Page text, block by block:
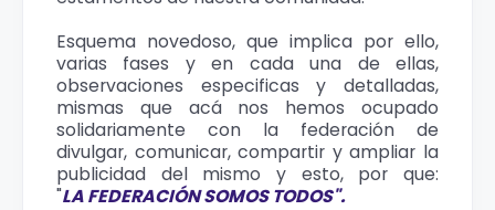
Esquema novedoso, que implica por ello,
varias fases y en cada una de ellas,
observaciones especificas y detalladas,
mismas que acá nos hemos ocupado
solidariamente con la federación de
divulgar, comunicar, compartir y ampliar la
publicidad del mismo y esto, por que:
"LA FEDERACIÓN SOMOS TODOS".